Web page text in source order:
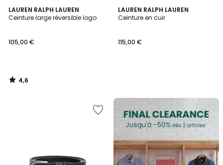
LAUREN RALPH LAUREN
Ceinture large réversible logo
105,00 €
4,6
/ 5
4,6
/
LAUREN RALPH LAUREN
Ceinture en cuir
115,00 €
FINAL
CLEARANCE